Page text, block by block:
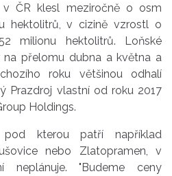
v ČR klesl meziročně o osm
hektolitrů, v cizině vzrostl o
milionu hektolitrů. Loňské
na přelomu dubna a května a
roku většinou odhalí
Prazdroj vlastní od roku 2017
Holdings.
pod kterou patří například
nebo Zlatopramen, v
neplánuje. "Budeme ceny